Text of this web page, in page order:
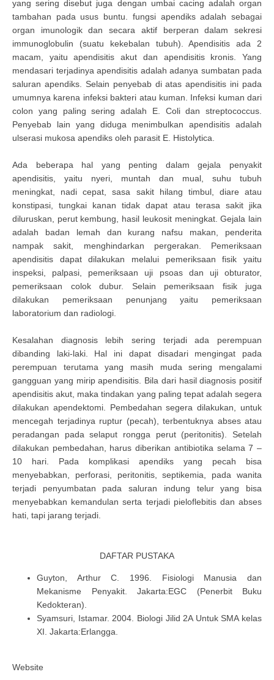
yang sering disebut juga dengan umbai cacing adalah organ
tambahan pada usus buntu. fungsi apendiks adalah sebagai
organ imunologik dan secara aktif berperan dalam sekresi
immunoglobulin (suatu kekebalan tubuh). Apendisitis ada 2
macam, yaitu apendisitis akut dan apendisitis kronis. Yang
mendasari terjadinya apendisitis adalah adanya sumbatan pada
saluran apendiks. Selain penyebab di atas apendisitis ini pada
umumnya karena infeksi bakteri atau kuman. Infeksi kuman dari
colon yang paling sering adalah E. Coli dan streptococcus.
Penyebab lain yang diduga menimbulkan apendisitis adalah
ulserasi mukosa apendiks oleh parasit E. Histolytica.
Ada beberapa hal yang penting dalam gejala penyakit
apendisitis, yaitu nyeri, muntah dan mual, suhu tubuh
meningkat, nadi cepat, sasa sakit hilang timbul, diare atau
konstipasi, tungkai kanan tidak dapat atau terasa sakit jika
diluruskan, perut kembung, hasil leukosit meningkat. Gejala lain
adalah badan lemah dan kurang nafsu makan, penderita
nampak sakit, menghindarkan pergerakan. Pemeriksaan
apendisitis dapat dilakukan melalui pemeriksaan fisik yaitu
inspeksi, palpasi, pemeriksaan uji psoas dan uji obturator,
pemeriksaan colok dubur. Selain pemeriksaan fisik juga
dilakukan pemeriksaan penunjang yaitu pemeriksaan
laboratorium dan radiologi.
Kesalahan diagnosis lebih sering terjadi ada perempuan
dibanding laki-laki. Hal ini dapat disadari mengingat pada
perempuan terutama yang masih muda sering mengalami
gangguan yang mirip apendisitis. Bila dari hasil diagnosis positif
apendisitis akut, maka tindakan yang paling tepat adalah segera
dilakukan apendektomi. Pembedahan segera dilakukan, untuk
mencegah terjadinya ruptur (pecah), terbentuknya abses atau
peradangan pada selaput rongga perut (peritonitis). Setelah
dilakukan pembedahan, harus diberikan antibiotika selama 7 –
10 hari. Pada komplikasi apendiks yang pecah bisa
menyebabkan, perforasi, peritonitis, septikemia, pada wanita
terjadi penyumbatan pada saluran indung telur yang bisa
menyebabkan kemandulan serta terjadi pieloflebitis dan abses
hati, tapi jarang terjadi.
DAFTAR PUSTAKA
Guyton, Arthur C. 1996. Fisiologi Manusia dan
Mekanisme Penyakit. Jakarta:EGC (Penerbit Buku
Kedokteran).
Syamsuri, Istamar. 2004. Biologi Jilid 2A Untuk SMA kelas
XI. Jakarta:Erlangga.
Website